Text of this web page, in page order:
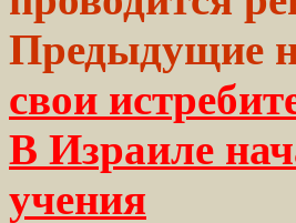
Предыдущие
свои
В Израиле
учения